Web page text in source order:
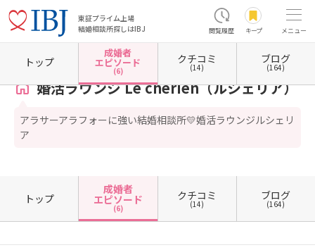
東証プライム上場
結婚相談所探しはIBJ
閲覧履歴 キープ メニュー
ホーム 埼玉県の結婚相談所 埼玉県新座市 婚活ラウンジ Le cherien（ルシェリア）
婚活ラウンジ Le cherien（ルシェリア）
アラサーアラフォーに強い結婚相談所💛婚活ラウンジルシェリ
ア
トップ
成婚者
エピソード
(6)
クチコミ
(14)
ブログ
(164)
トップ
成婚者
エピソード
(6)
クチコミ
(14)
ブログ
(164)